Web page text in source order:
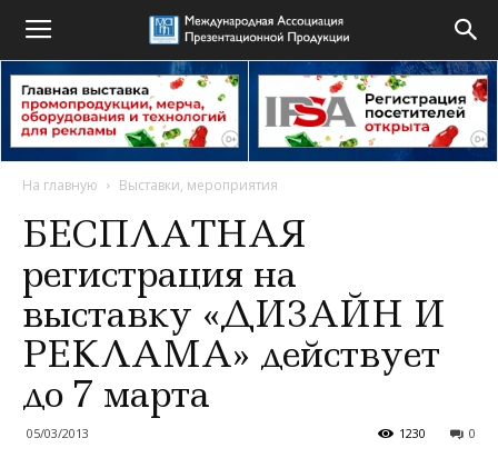
На главную Выставки, мероприятия
БЕСПЛАТНАЯ
регистрация на
выставку «ДИЗАЙН И
РЕКЛАМА» действует
до 7 марта
05/03/2013 0
1230